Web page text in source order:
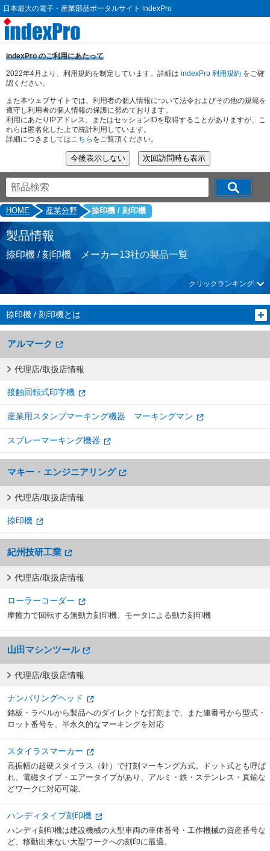
日本最大の電子・産業部品ポータルサイト indexPro
indexPro のご利用にあたって
2022年4月より、利用規約を制定しています。詳細は indexPro 利用規約 をご確
認ください。
また本ウェブサイトでは、利用者の個人情報について法令およびその他の規範を
遵守し利用者の個人情報の保護に努めております。
利用にあたりIPアドレス、またはセッションIDを取得することがありますが、こ
れらは匿名化した上で統計利用しています。
詳細につきましてはこちら をご覧頂ください。
HOME 産業分野 捺印機 / 刻印機
製品情報
捺印機 / 刻印機 メーカー13社の製品一覧
クリックランキング
捺印機 / 刻印機とは
アルマーク
代理店/取扱店情報
接触回転式印字機
産業用スタンプマーキング機器 マーキングマン
スプレーマーキング機器
マキー・エンジニアリング
代理店/取扱店情報
捺印機
紀州技研工業
代理店/取扱店情報
ローラーコーダー
摩擦力で回転する無動力刻印機、モータによる動力刻印機
山田マシンツール
代理店/取扱店情報
ナンバリングヘッド
銘板・ラベルから製品へのダイレクトな打刻まで、また連番号から型式・
ロット番号を、半永久的なマーキングを対応
スタイラスマーカー
高振幅の超硬スタイラス（針）で打刻マーキング方式。ドット式とも呼ば
れ、電磁タイプ・エアータイプがあり、アルミ・鉄・ステンレス・真鍮な
どワークに対応可能。
ハンディタイプ刻印機
ハンディ刻印機は建設機械の大型車両の車体番号・工作機械の資産番号な
ど、移動出来ない大型ワークへの刻印に最適。